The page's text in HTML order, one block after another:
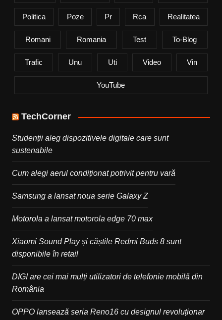
Politica Poze Pr Rca Realitatea
Romani Romania Test To-Blog
Trafic Unu Uti Video Vin
YouTube
TechCorner
Studenții aleg dispozitivele digitale care sunt
sustenabile
Cum alegi aerul condiționat potrivit pentru vară
Samsung a lansat noua serie Galaxy Z
Motorola a lansat motorola edge 70 max
Xiaomi Sound Play și căștile Redmi Buds 8 sunt
disponibile în retail
DIGI are cei mai mulți utilizatori de telefonie mobilă din
România
OPPO lansează seria Reno16 cu designul revoluționar